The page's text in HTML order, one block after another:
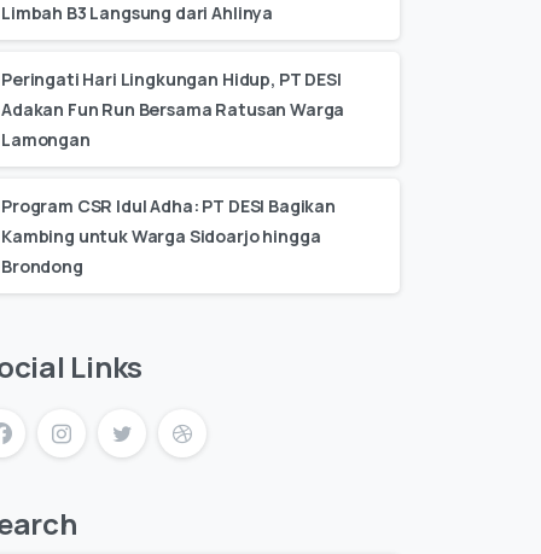
Limbah B3 Langsung dari Ahlinya
Peringati Hari Lingkungan Hidup, PT DESI
Adakan Fun Run Bersama Ratusan Warga
Lamongan
Program CSR Idul Adha: PT DESI Bagikan
Kambing untuk Warga Sidoarjo hingga
Brondong
Links